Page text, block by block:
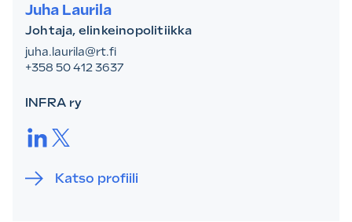
Juha Laurila
Johtaja, elinkeinopolitiikka
juha.laurila@rt.fi
+358 50 412 3637
INFRA ry
LinkedIn.Twitter.
Katso profiili